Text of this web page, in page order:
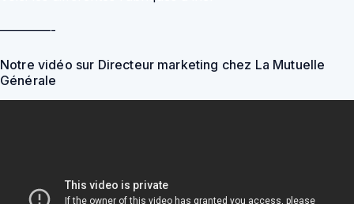
————-
Notre vidéo sur Directeur marketing chez La Mutuelle
Générale